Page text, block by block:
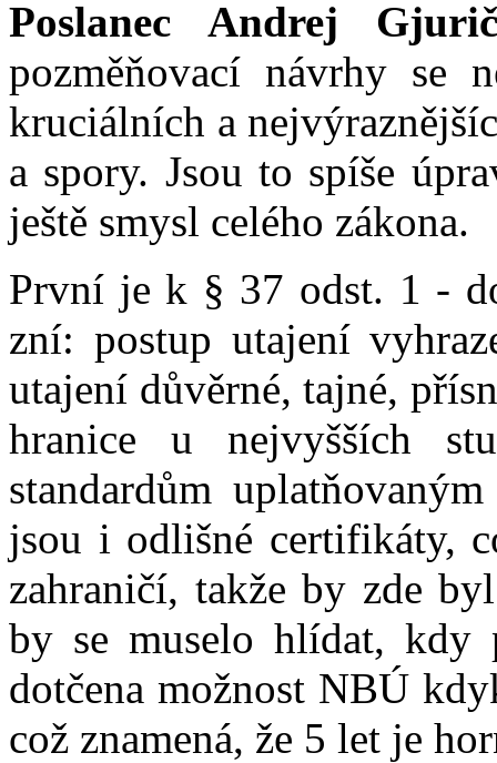
Poslanec Andrej
pozměňovací návrhy se
kruciálních a
a spory. Jsou to spíše
ještě smysl celého zákona.
První je k § 37 odst. 1 -
zní: postup utajení
utajení důvěrné, tajné,
hranice u nejvyšších
standardům
jsou i odlišné certifikáty,
zahraničí, takže by zde
by se muselo hlídat,
dotčena možnost NBÚ
což znamená, že 5 let je